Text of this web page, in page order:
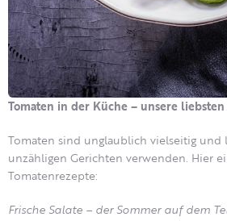
Tomaten in der Küche – unsere liebsten
Tomaten sind unglaublich vielseitig und
unzähligen Gerichten verwenden. Hier
Tomatenrezepte:
Frische Salate – der Sommer auf dem